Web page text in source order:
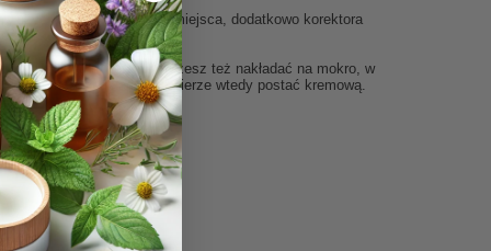
użycie, na newralgiczne miejsca, dodatkowo korektora
skóry połączą się z nią.
Podkład mineralny możesz też nakładać na mokro, w
podkładu przybierze wtedy postać kremową.